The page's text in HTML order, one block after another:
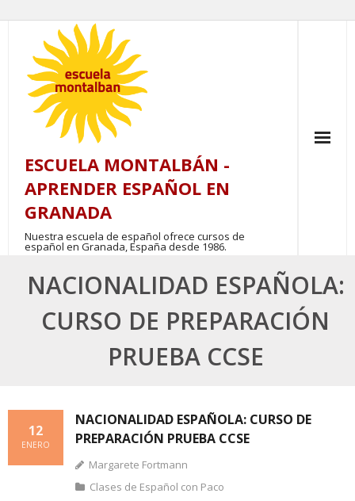
content
ESCUELA MONTALBÁN -
APRENDER ESPAÑOL EN
GRANADA
Nuestra escuela de español ofrece cursos de
español en Granada, España desde 1986.
NACIONALIDAD ESPAÑOLA:
CURSO DE PREPARACIÓN
PRUEBA CCSE
NACIONALIDAD ESPAÑOLA: CURSO DE
PREPARACIÓN PRUEBA CCSE
12
ENERO
Margarete Fortmann
Clases de Español con Paco